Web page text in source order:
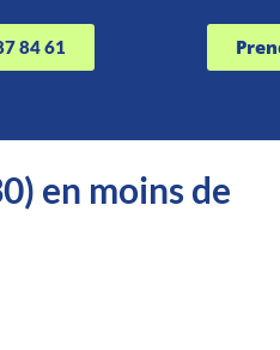
84 61
en moins de